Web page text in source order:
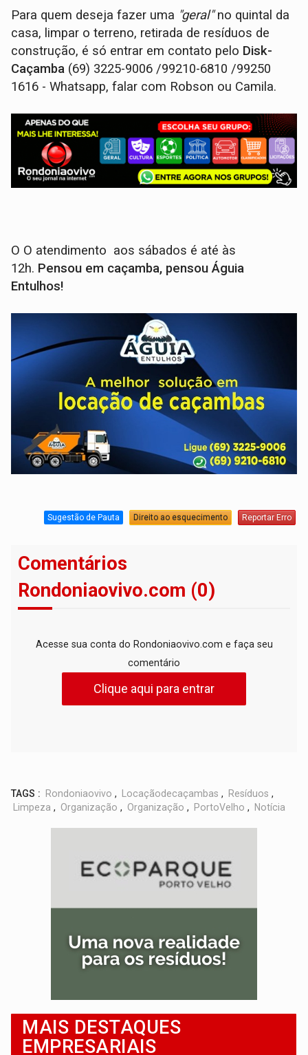
Para quem deseja fazer uma "geral"no quintal da
casa, limpar o terreno, retirada de resíduos de
construção, é só entrar em contato pelo Disk-
Caçamba (69) 3225-9006 /99210-6810 /99250
1616 - Whatsapp, falar com Robson ou Camila.
O O atendimento aos sábados é até às
12h. Pensou em caçamba, pensou Águia
Entulhos!
Sugestão de Pauta Direito ao esquecimento Reportar Erro
Comentários
Rondoniaovivo.com (0)
Acesse sua conta do Rondoniaovivo.com e faça seu
comentário
Clique aqui para entrar
TAGS : Rondoniaovivo , Locaçãodecaçambas , Resíduos ,
Limpeza , Organização , Organização , PortoVelho , Notícia
MAIS DESTAQUES
EMPRESARIAIS